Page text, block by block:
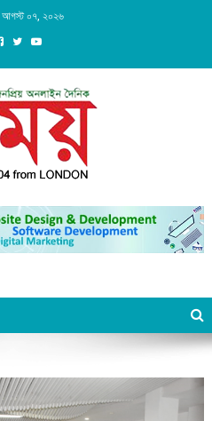
আগস্ট ০৭, ২০২৬
Since 2004